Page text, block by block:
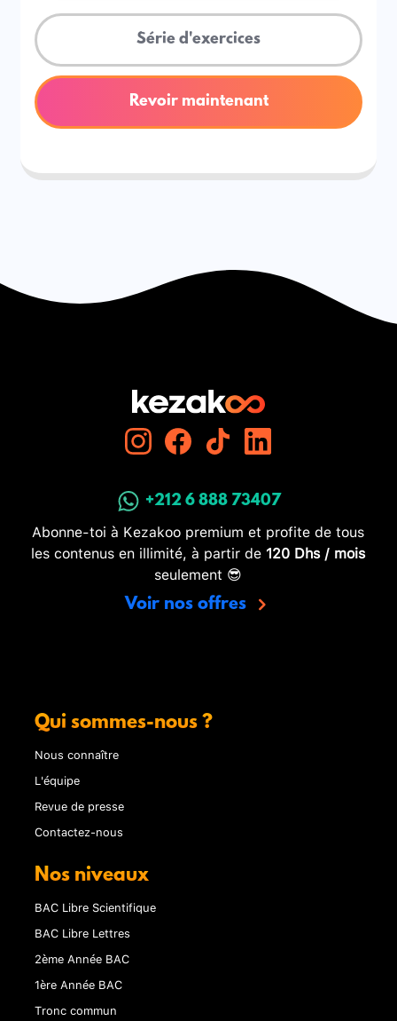
Série d'exercices
Revoir maintenant
+212 6 888 73407
Abonne-toi à Kezakoo premium et profite de tous
les contenus en illimité, à partir de 120 Dhs / mois
seulement 😎
Voir nos offres
Qui sommes-nous ?
Nous connaître
L'équipe
Revue de presse
Contactez-nous
Nos niveaux
BAC Libre Scientifique
BAC Libre Lettres
2ème Année BAC
1ère Année BAC
Tronc commun